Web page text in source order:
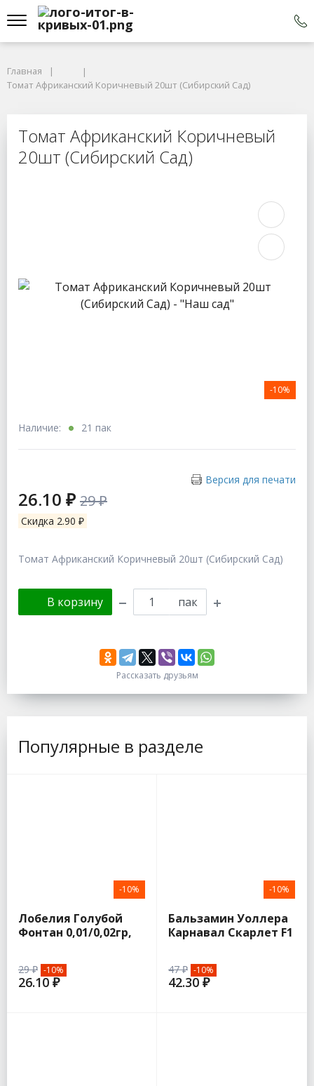
Главная
Томат Африканский Коричневый 20шт (Сибирский Сад)
Томат Африканский Коричневый
20шт (Сибирский Сад)
-10%
Наличие: 21 пак
Версия для печати
26.10 ₽ 29 ₽
Скидка 2.90 ₽
Томат Африканский Коричневый 20шт (Сибирский Сад)
В корзину пак
Рассказать друзьям
Популярные в разделе
-10%
Лобелия Голубой
Фонтан 0,01/0,02гр,
Алтая)
29 ₽ -10%
26.10 ₽
-10%
Бальзамин Уоллера
Карнавал Скарлет F1
47 ₽ -10%
42.30 ₽